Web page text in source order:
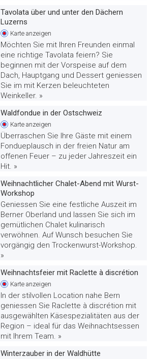
Tavolata über und unter den Dächern
Luzerns
Karte anzeigen
Möchten Sie mit Ihren Freunden einmal
eine richtige Tavolata feiern? Sie
beginnen mit der Vorspeise auf dem
Dach, Hauptgang und Dessert geniessen
Sie im mit Kerzen beleuchteten
Weinkeller. »
Waldfondue in der Ostschweiz
Karte anzeigen
Überraschen Sie Ihre Gäste mit einem
Fondueplausch in der freien Natur am
offenen Feuer – zu jeder Jahreszeit ein
Hit. »
Weihnachtlicher Chalet-Abend mit Wurst-
Workshop
Geniessen Sie eine festliche Auszeit im
Berner Oberland und lassen Sie sich im
gemütlichen Chalet kulinarisch
verwöhnen. Auf Wunsch besuchen Sie
vorgängig den Trockenwurst-Workshop.
»
Weihnachtsfeier mit Raclette à discrétion
Karte anzeigen
In der stilvollen Location nahe Bern
geniessen Sie Raclette à discrétion mit
ausgewählten Käsespezialitäten aus der
Region – ideal für das Weihnachtsessen
mit Ihrem Team. »
Winterzauber in der Waldhütte